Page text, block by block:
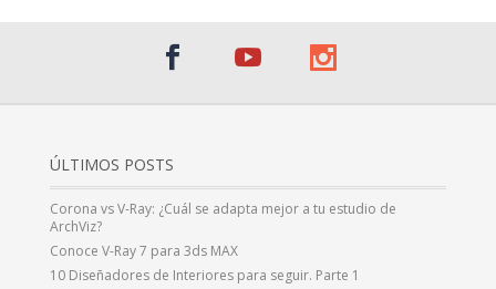
ÚLTIMOS POSTS
Corona vs V-Ray: ¿Cuál se adapta mejor a tu estudio de
ArchViz?
Conoce V-Ray 7 para 3ds MAX
10 Diseñadores de Interiores para seguir. Parte 1